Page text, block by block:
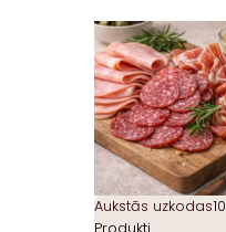
Aukstās uzkodas10
Produkti